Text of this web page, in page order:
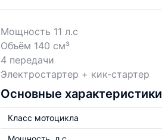
Мощность 11 л.с
Объём 140 см³
4 передачи
Электростартер + кик-стартер
Основные характеристики
Класс мотоцикла